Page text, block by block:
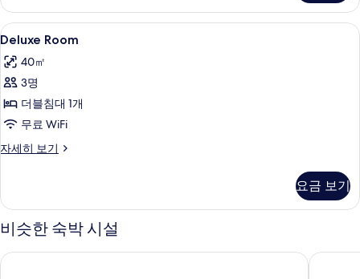
히
보
기
Deluxe
Room
사
진
모
두
보
고급 침구, 오리/거위털 이불, 미니바,
1
Deluxe Room
40㎡
3명
더블침대 1개
무료 WiFi
자세히 보기
Deluxe
히
보
기
요금 보기
비슷한 숙박 시설
엑셀시어 호텔 갈리아, 럭셔리 컬렉션 호텔, 밀라노 아르마